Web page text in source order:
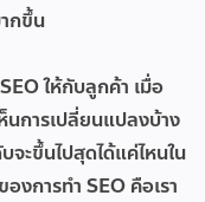
กขึ้น
ให้กับลูกค้า เมื่อ
นการเปลี่ยนแปลงบ้าง
จะขึ้นไปสุดได้แค่ไหนใน
งการทำ SEO คือเรา